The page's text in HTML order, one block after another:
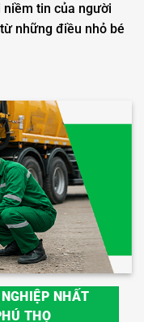
tin của người
những điều nhỏ bé
NHẤT
THỌ